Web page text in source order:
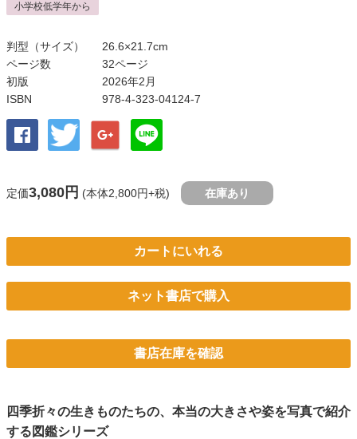
小学校低学年から
判型（サイズ）
26.6×21.7cm
ページ数
32ページ
初版
2026年2月
ISBN
978-4-323-04124-7
定価3,080円 (本体2,800円+税) 在庫あり
カートにいれる
ネット書店で購入
書店在庫を確認
四季折々の生きものたちの、本当の大きさや姿を写真で紹介
する図鑑シリーズ